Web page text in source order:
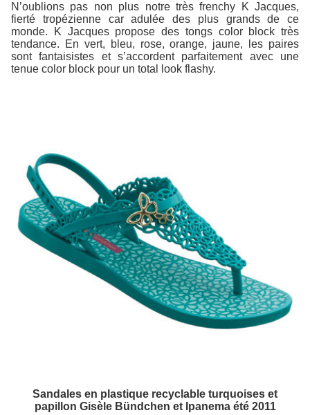
N’oublions pas non plus notre très frenchy K Jacques,
fierté tropézienne car adulée des plus grands de ce
monde. K Jacques propose des tongs color block très
tendance. En vert, bleu, rose, orange, jaune, les paires
sont fantaisistes et s’accordent parfaitement avec une
tenue color block pour un total look flashy.
Sandales en plastique recyclable turquoises et
papillon Gisèle Bündchen et Ipanema été 2011